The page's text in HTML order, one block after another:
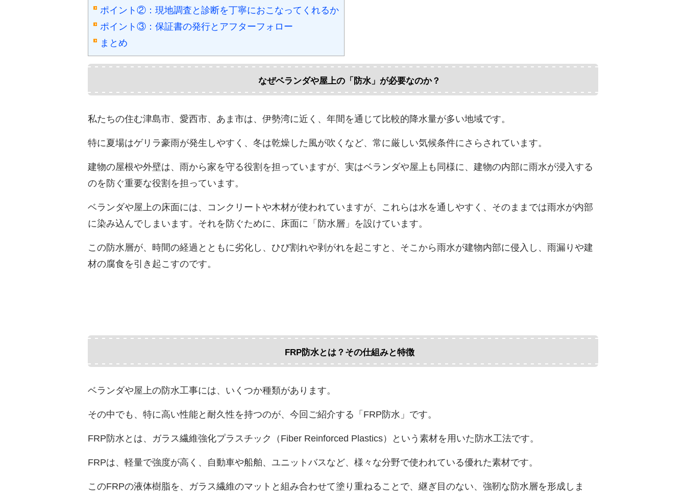
ポイント②：現地調査と診断を丁寧におこなってくれるか
ポイント③：保証書の発行とアフターフォロー
まとめ
なぜベランダや屋上の「防水」が必要なのか？
私たちの住む津島市、愛西市、あま市は、伊勢湾に近く、年間を通じて比較的降水量が多い地域です。
特に夏場はゲリラ豪雨が発生しやすく、冬は乾燥した風が吹くなど、常に厳しい気候条件にさらされています。
建物の屋根や外壁は、雨から家を守る役割を担っていますが、実はベランダや屋上も同様に、建物の内部に雨水が浸入する
のを防ぐ重要な役割を担っています。
ベランダや屋上の床面には、コンクリートや木材が使われていますが、これらは水を通しやすく、そのままでは雨水が内部
に染み込んでしまいます。それを防ぐために、床面に「防水層」を設けています。
この防水層が、時間の経過とともに劣化し、ひび割れや剥がれを起こすと、そこから雨水が建物内部に侵入し、雨漏りや建
材の腐食を引き起こすのです。
FRP防水とは？その仕組みと特徴
ベランダや屋上の防水工事には、いくつか種類があります。
その中でも、特に高い性能と耐久性を持つのが、今回ご紹介する「FRP防水」です。
FRP防水とは、ガラス繊維強化プラスチック（Fiber Reinforced Plastics）という素材を用いた防水工法です。
FRPは、軽量で強度が高く、自動車や船舶、ユニットバスなど、様々な分野で使われている優れた素材です。
このFRPの液体樹脂を、ガラス繊維のマットと組み合わせて塗り重ねることで、継ぎ目のない、強靭な防水層を形成しま